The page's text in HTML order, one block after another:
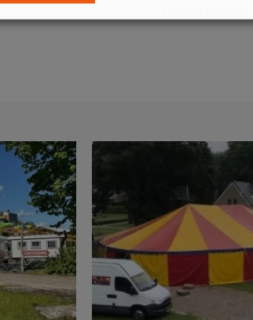
Prijzen zijn